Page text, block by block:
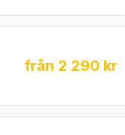
från 2 290 kr